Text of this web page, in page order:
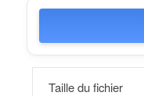
Taille du fichier